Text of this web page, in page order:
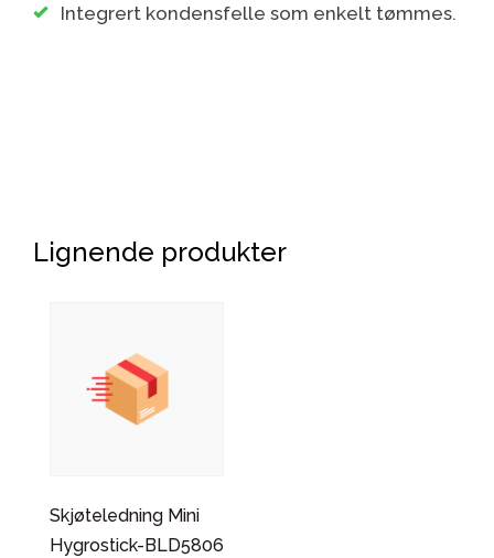
Integrert kondensfelle som enkelt tømmes.
Lignende produkter
Skjøteledning Mini
Hygrostick-BLD5806